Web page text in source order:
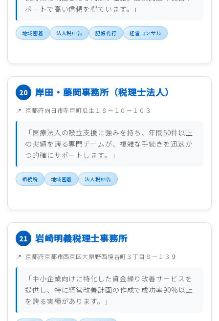
ポートで高い信頼を得ています。」
地域密着 法人税申告 記帳代行 経営コンサル
岸田・藤岡事務所（税理士法人）
京都府向日市寺戸町瓜生１８－１０－１０３
「医療法人の設立支援に強みを持ち、年間50件以上
の実績を誇る専門チームが、複雑な手続きを迅速か
つ的確にサポートします。」
相続税 地域密着 法人税申告
岩崎明義税理士事務所
京都府京都市西京区大原野西境谷町３丁目８－１３９
「中小企業向けに特化した資金繰り改善サービスを
提供し、特に経営改善計画の作成で成功率90%以上
を誇る実績があります。」